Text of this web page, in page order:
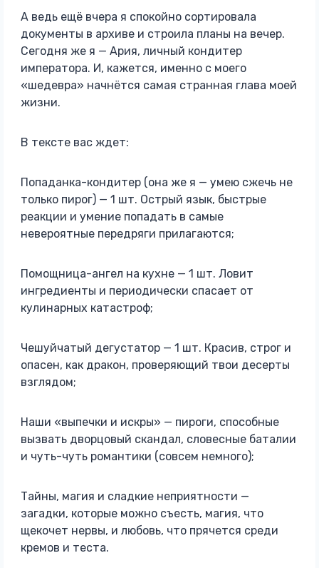
А ведь ещё вчера я спокойно сортировала
документы в архиве и строила планы на вечер.
Сегодня же я — Ария, личный кондитер
императора. И, кажется, именно с моего
«шедевра» начнётся самая странная глава моей
жизни.
В тексте вас ждет:
Попаданка-кондитер (она же я — умею сжечь не
только пирог) — 1 шт. Острый язык, быстрые
реакции и умение попадать в самые
невероятные передряги прилагаются;
Помощница-ангел на кухне — 1 шт. Ловит
ингредиенты и периодически спасает от
кулинарных катастроф;
Чешуйчатый дегустатор — 1 шт. Красив, строг и
опасен, как дракон, проверяющий твои десерты
взглядом;
Наши «выпечки и искры» — пироги, способные
вызвать дворцовый скандал, словесные баталии
и чуть-чуть романтики (совсем немного);
Тайны, магия и сладкие неприятности —
загадки, которые можно съесть, магия, что
щекочет нервы, и любовь, что прячется среди
кремов и теста.